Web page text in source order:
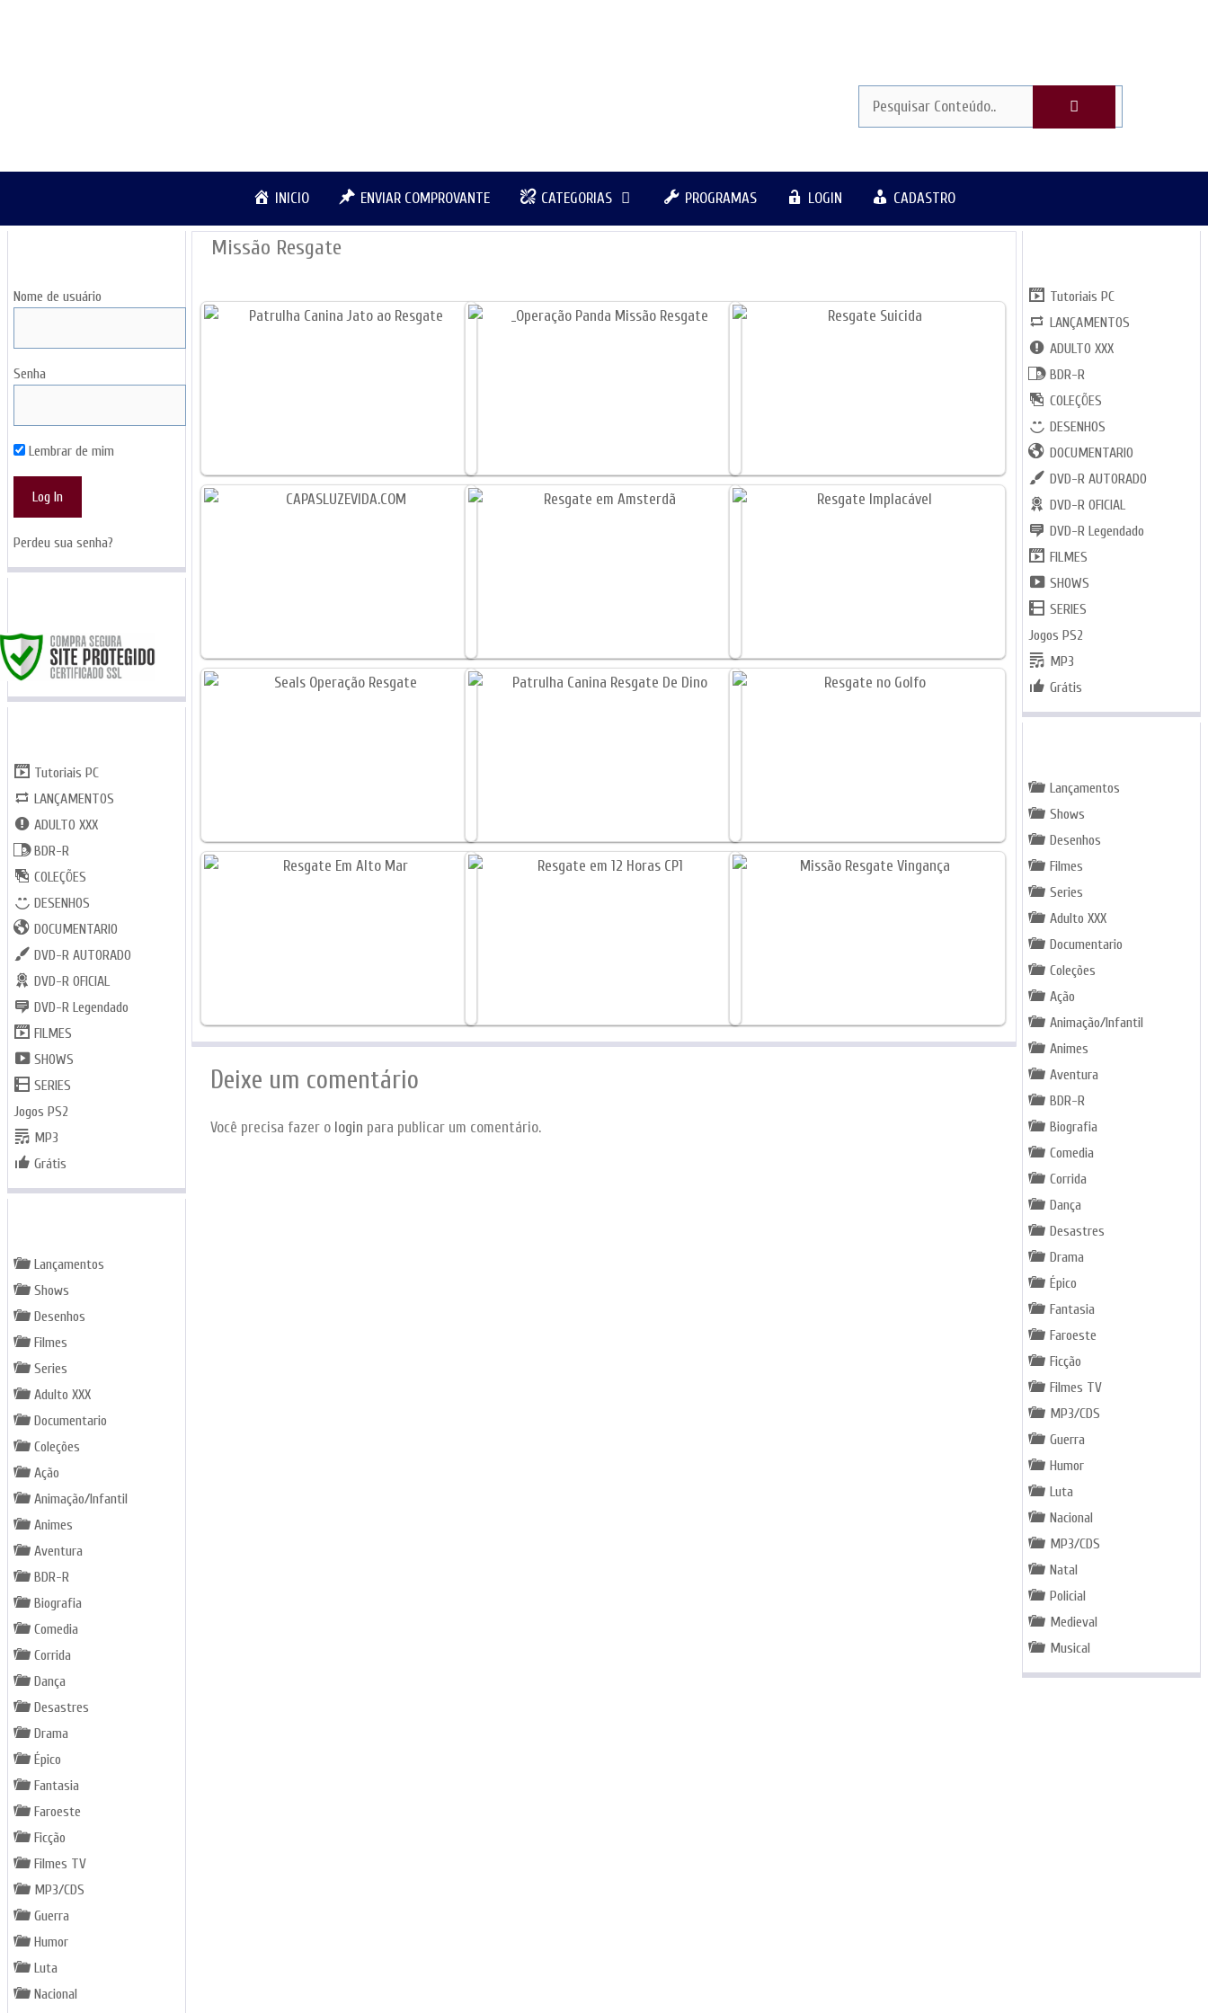
INICIO ENVIAR COMPROVANTE CATEGORIAS PROGRAMAS LOGIN CADASTRO
Missão Resgate
Deixe um comentário
Você precisa fazer o login para publicar um comentário.
Nome de usuário
Senha
Lembrar de mim
Perdeu sua senha?
Tutoriais PC
LANÇAMENTOS
ADULTO XXX
BDR-R
COLEÇÕES
DESENHOS
DOCUMENTARIO
DVD-R AUTORADO
DVD-R OFICIAL
DVD-R Legendado
FILMES
SHOWS
SERIES
Jogos PS2
MP3
Grátis
Lançamentos
Shows
Desenhos
Filmes
Series
Adulto XXX
Documentario
Coleções
Ação
Animação/Infantil
Animes
Aventura
BDR-R
Biografia
Comedia
Corrida
Dança
Desastres
Drama
Épico
Fantasia
Faroeste
Ficção
Filmes TV
MP3/CDS
Guerra
Humor
Luta
Nacional
Tutoriais PC
LANÇAMENTOS
ADULTO XXX
BDR-R
COLEÇÕES
DESENHOS
DOCUMENTARIO
DVD-R AUTORADO
DVD-R OFICIAL
DVD-R Legendado
FILMES
SHOWS
SERIES
Jogos PS2
MP3
Grátis
Lançamentos
Shows
Desenhos
Filmes
Series
Adulto XXX
Documentario
Coleções
Ação
Animação/Infantil
Animes
Aventura
BDR-R
Biografia
Comedia
Corrida
Dança
Desastres
Drama
Épico
Fantasia
Faroeste
Ficção
Filmes TV
MP3/CDS
Guerra
Humor
Luta
Nacional
MP3/CDS
Natal
Policial
Medieval
Musical